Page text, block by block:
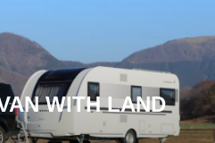
WITH LAND